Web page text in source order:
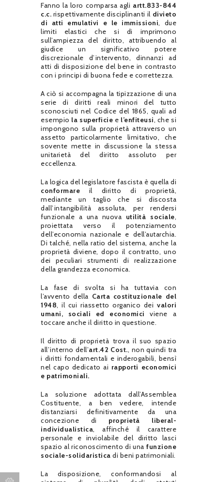
Fanno la loro comparsa agli artt.833-844
c.c. rispettivamente disciplinanti il divieto
di atti emulativi e le immissioni, due
limiti elastici che si di imprimono
sull’ampiezza del diritto, attribuendo al
giudice un significativo potere
discrezionale d’intervento, dinnanzi ad
atti di disposizione del bene in contrasto
con i principi di buona fede e correttezza.
A ciò si accompagna la tipizzazione di una
serie di diritti reali minori del tutto
sconosciuti nel Codice del 1865, quali ad
esempio la superficie e l’enfiteusi, che si
impongono sulla proprietà attraverso un
assetto particolarmente limitativo, che
sovente mette in discussione la stessa
unitarietà del diritto assoluto per
eccellenza.
La logica del legislatore fascista è quella di
conformare il diritto di proprietà,
mediante un taglio che si discosta
dall’intangibilità assoluta, per rendersi
funzionale a una nuova utilità sociale,
proiettata verso il potenziamento
dell’economia nazionale e dell’autarchia.
Di talché, nella ratio del sistema, anche la
proprietà diviene, dopo il contratto, uno
dei peculiari strumenti di realizzazione
della grandezza economica.
La fase di svolta si ha tuttavia con
l’avvento della Carta costituzionale del
1948, il cui riassetto organico dei valori
umani, sociali ed economici
viene a
toccare anche il diritto in questione.
Il diritto di proprietà trova il suo spazio
all’interno dell’art.42 Cost., non quindi tra
i diritti fondamentali e inderogabili, bensì
nel capo dedicato ai rapporti economici
e patrimoniali.
La soluzione adottata dall’Assemblea
Costituente, a ben vedere, intende
distanziarsi definitivamente da una
concezione di proprietà liberal-
individualistica, affinché il carattere
personale e inviolabile del diritto lasci
spazio al riconoscimento di una funzione
sociale-solidaristica di beni patrimoniali.
La disposizione, conformandosi al